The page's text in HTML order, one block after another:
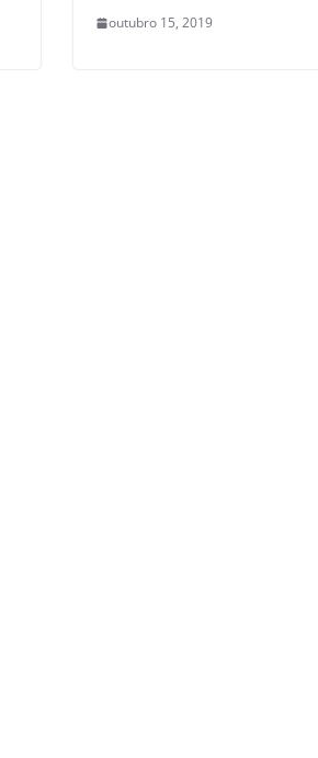
outubro 15, 2019